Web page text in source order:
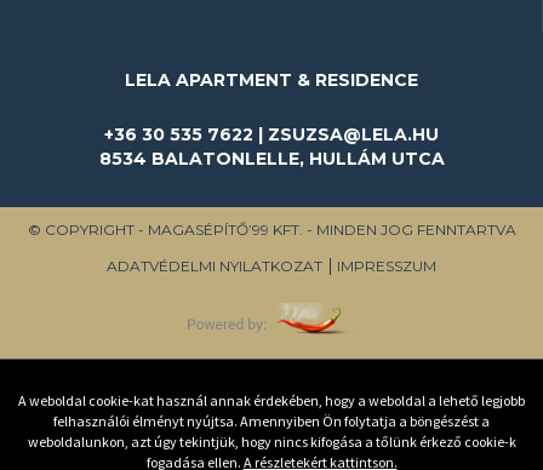
LELA APARTMENT & RESIDENCE
+36 30 535 7622 | ZSUZSA@LELA.HU
8534 BALATONLELLE, HULLÁM UTCA
© COPYRIGHT - MAGASÉPÍTŐ’99 KFT. - MINDEN JOG FENNTARTVA
ADATVÉDELMI NYILATKOZAT
IMPRESSZUM
A weboldal cookie-kat használ annak érdekében, hogy a weboldal a lehető legjobb
felhasználói élményt nyújtsa. Amennyiben Ön folytatja a böngészést a
weboldalunkon, azt úgy tekintjük, hogy nincs kifogása a tőlünk érkező cookie-k
fogadása ellen. A részletekért kattintson.